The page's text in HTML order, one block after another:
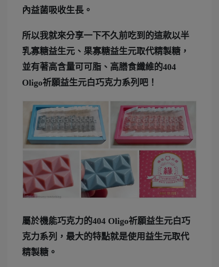
內益菌吸收生長。
所以我就來分享一下不久前吃到的這款以半
乳寡糖益生元、果寡糖益生元取代精製糖，
並有著高含量可可脂、高膳食纖維的404
Oligo祈願益生元白巧克力系列吧！
屬於機能巧克力的404 Oligo祈願益生元白巧
克力系列，最大的特點就是使用益生元取代
精製糖。